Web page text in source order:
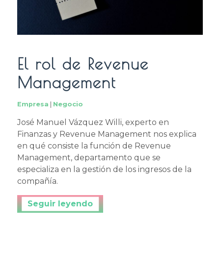
El rol de Revenue
Management
Empresa Negocio
José Manuel Vázquez Willi, experto en
Finanzas y Revenue Management nos explica
en qué consiste la función de Revenue
Management, departamento que se
especializa en la gestión de los ingresos de la
compañía.
Continuar leyendo